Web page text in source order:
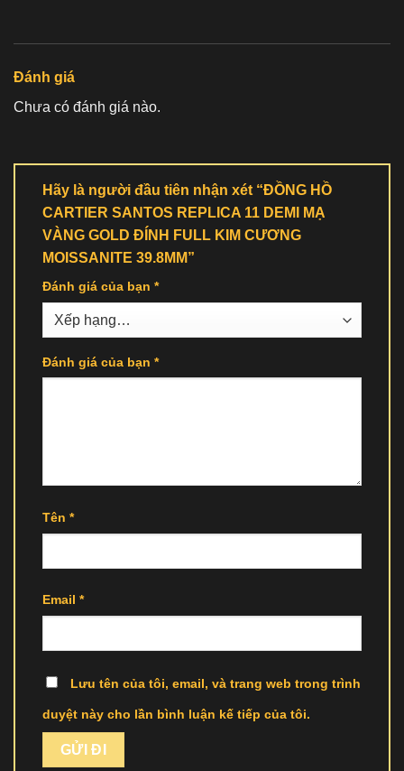
Đánh giá
Chưa có đánh giá nào.
Hãy là người đầu tiên nhận xét “ĐỒNG HỒ
CARTIER SANTOS REPLICA 11 DEMI MẠ
VÀNG GOLD ĐÍNH FULL KIM CƯƠNG
MOISSANITE 39.8MM”
Đánh giá của bạn *
Đánh giá của bạn *
Tên *
Email *
Lưu tên của tôi, email, và trang web trong trình
duyệt này cho lần bình luận kế tiếp của tôi.